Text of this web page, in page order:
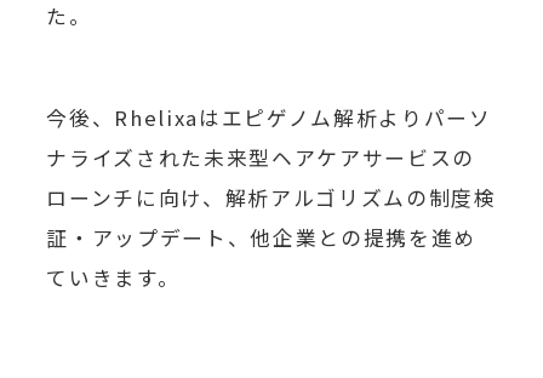
た。
今後、Rhelixaはエピゲノム解析よりパーソ
ナライズされた未来型ヘアケアサービスの
ローンチに向け、解析アルゴリズムの制度検
証・アップデート、他企業との提携を進め
ていきます。